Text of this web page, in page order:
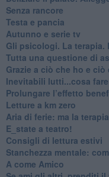
​Senza rancore
​Testa e pancia
​Autunno e serie tv
​Gli psicologi. La terapia.
​Tutta una questione di
​Grazie a ciò che ho e ciò
​Inevitabili lutti...cosa
Prolungare l’effetto
​Letture a km zero
​Aria di ferie: ma la
​E_state a teatro!
​Consigli di lettura estivi
​Stanchezza mentale:
​A come Amico